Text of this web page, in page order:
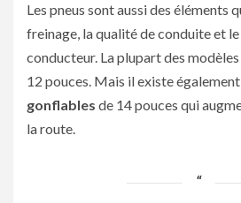
Les pneus sont aussi des éléments
freinage, la qualité de conduite et
conducteur. La plupart des
12 pouces. Mais il existe
gonflables de 14 pouces qui
la route.